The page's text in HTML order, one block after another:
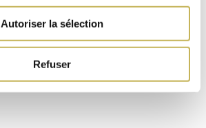
Autoriser la sélection
Refuser